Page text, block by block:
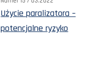
Użycie paralizatora –
potencjalne ryzyko